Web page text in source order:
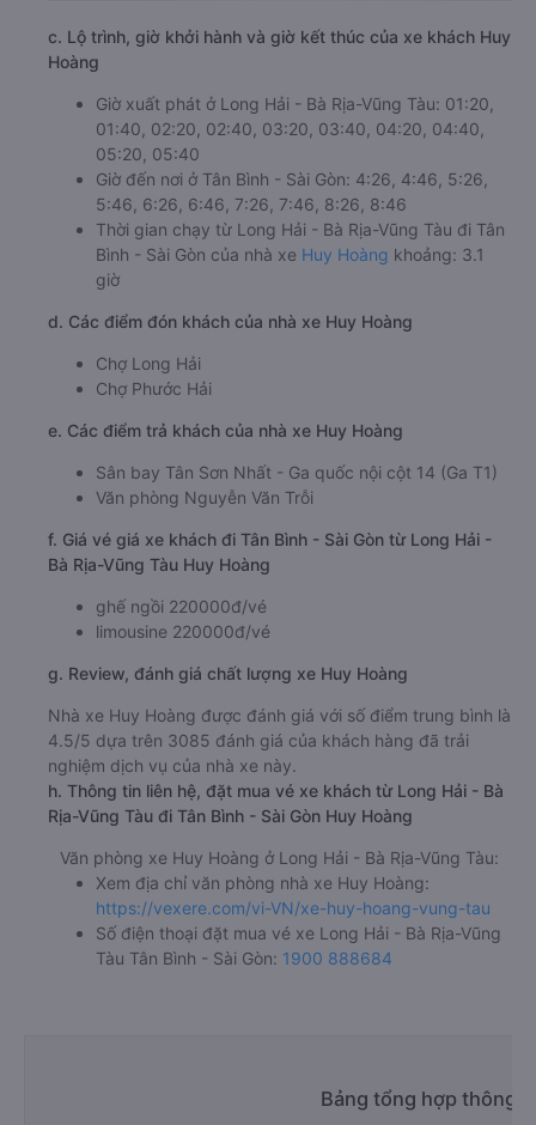
c. Lộ trình, giờ khởi hành và giờ kết thúc của xe khách Huy
Hoàng
Giờ xuất phát ở Long Hải - Bà Rịa-Vũng Tàu: 01:20,
01:40, 02:20, 02:40, 03:20, 03:40, 04:20, 04:40,
05:20, 05:40
Giờ đến nơi ở Tân Bình - Sài Gòn: 4:26, 4:46, 5:26,
5:46, 6:26, 6:46, 7:26, 7:46, 8:26, 8:46
Thời gian chạy từ Long Hải - Bà Rịa-Vũng Tàu đi Tân
Bình - Sài Gòn của nhà xe Huy Hoàng khoảng: 3.1
giờ
d. Các điểm đón khách của nhà xe Huy Hoàng
Chợ Long Hải
Chợ Phước Hải
e. Các điểm trả khách của nhà xe Huy Hoàng
Sân bay Tân Sơn Nhất - Ga quốc nội cột 14 (Ga T1)
Văn phòng Nguyễn Văn Trỗi
f. Giá vé giá xe khách đi Tân Bình - Sài Gòn từ Long Hải -
Bà Rịa-Vũng Tàu Huy Hoàng
ghế ngồi 220000đ/vé
limousine 220000đ/vé
g. Review, đánh giá chất lượng xe Huy Hoàng
Nhà xe Huy Hoàng được đánh giá với số điểm trung bình là
4.5/5 dựa trên 3085 đánh giá của khách hàng đã trải
nghiệm dịch vụ của nhà xe này.
h. Thông tin liên hệ, đặt mua vé xe khách từ Long Hải - Bà
Rịa-Vũng Tàu đi Tân Bình - Sài Gòn Huy Hoàng
Văn phòng xe Huy Hoàng ở Long Hải - Bà Rịa-Vũng Tàu:
Xem địa chỉ văn phòng nhà xe Huy Hoàng:
https://vexere.com/vi-VN/xe-huy-hoang-vung-tau
Số điện thoại đặt mua vé xe Long Hải - Bà Rịa-Vũng
Tàu Tân Bình - Sài Gòn: 1900 888684
Bảng tổng hợp thông